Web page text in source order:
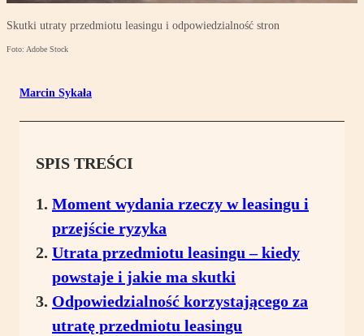
Skutki utraty przedmiotu leasingu i odpowiedzialność stron
Foto: Adobe Stock
Marcin Sykała
SPIS TREŚCI
Moment wydania rzeczy w leasingu i
przejście ryzyka
Utrata przedmiotu leasingu – kiedy
powstaje i jakie ma skutki
Odpowiedzialność korzystającego za
utratę przedmiotu leasingu